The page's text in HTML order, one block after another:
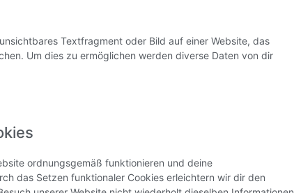
Textfragment oder Bild auf einer Website, das
Um dies zu ermöglichen werden diverse Daten von dir
ordnungsgemäß funktionieren und deine
das Setzen funktionaler Cookies erleichtern wir dir den